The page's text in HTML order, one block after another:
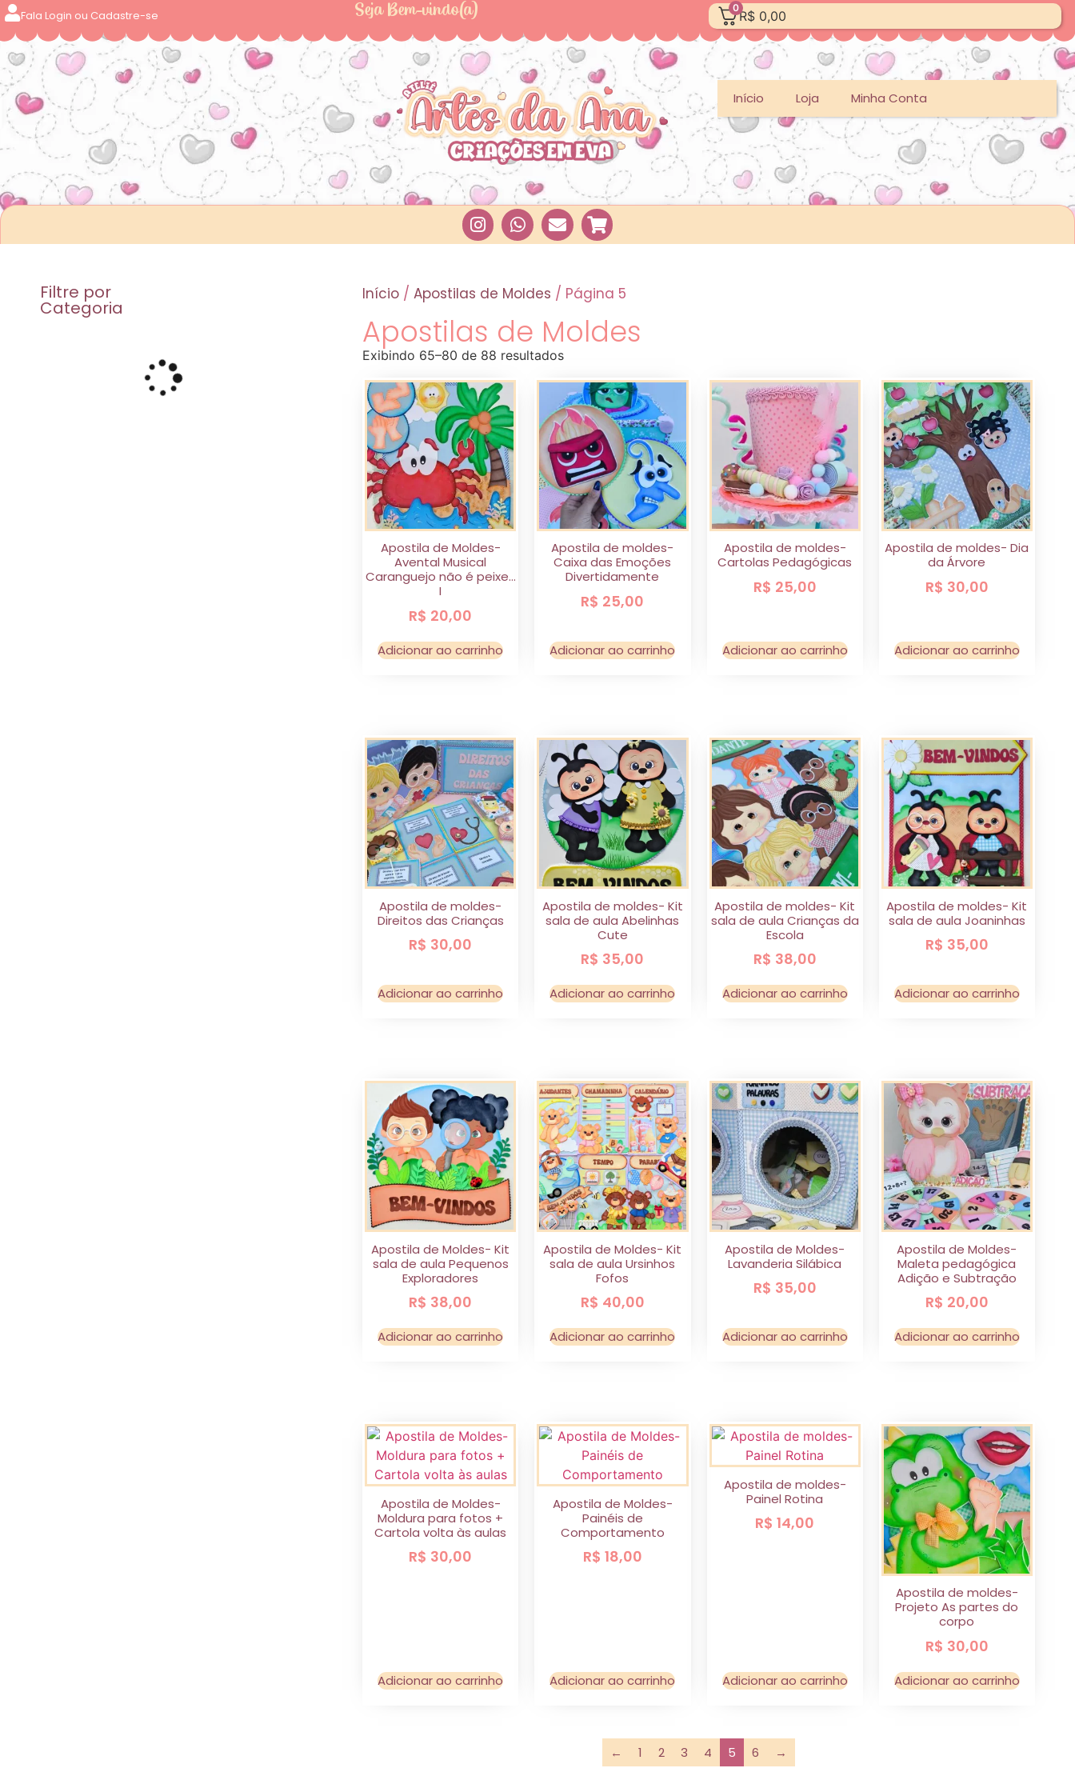
Fala Login ou Cadastre-se Seja Bem-vindo(a) 0
R$0,00
Início Loja Minha Conta
Filtre por
Categoria
Início /Apostilas de Moldes / Página 5
Apostilas de Moldes
Exibindo 65–80 de 88 resultados
Apostila de Moldes-
Avental Musical
Caranguejo não é peixe…
I
R$ 20,00
Adicionar ao carrinho
Apostila de moldes-
Caixa das Emoções
Divertidamente
R$ 25,00
Adicionar ao carrinho
Apostila de moldes-
Cartolas Pedagógicas
R$ 25,00
Adicionar ao carrinho
Apostila de moldes- Dia
da Árvore
R$ 30,00
Adicionar ao carrinho
Apostila de moldes-
Direitos das Crianças
R$ 30,00
Adicionar ao carrinho
Apostila de moldes- Kit
sala de aula Abelinhas
Cute
R$ 35,00
Adicionar ao carrinho
Apostila de moldes- Kit
sala de aula Crianças da
Escola
R$ 38,00
Adicionar ao carrinho
Apostila de moldes- Kit
sala de aula Joaninhas
R$ 35,00
Adicionar ao carrinho
Apostila de Moldes- Kit
sala de aula Pequenos
Exploradores
R$ 38,00
Adicionar ao carrinho
Apostila de Moldes- Kit
sala de aula Ursinhos
Fofos
R$ 40,00
Adicionar ao carrinho
Apostila de Moldes-
Lavanderia Silábica
R$ 35,00
Adicionar ao carrinho
Apostila de Moldes-
Maleta pedagógica
Adição e Subtração
R$ 20,00
Adicionar ao carrinho
Apostila de Moldes-
Moldura para fotos +
Cartola volta às aulas
R$ 30,00
Adicionar ao carrinho
Apostila de Moldes-
Painéis de
Comportamento
R$ 18,00
Adicionar ao carrinho
Apostila de moldes-
Painel Rotina
R$ 14,00
Adicionar ao carrinho
Apostila de moldes-
Projeto As partes do
corpo
R$ 30,00
Adicionar ao carrinho
← 1 2 3 4 5 6 →